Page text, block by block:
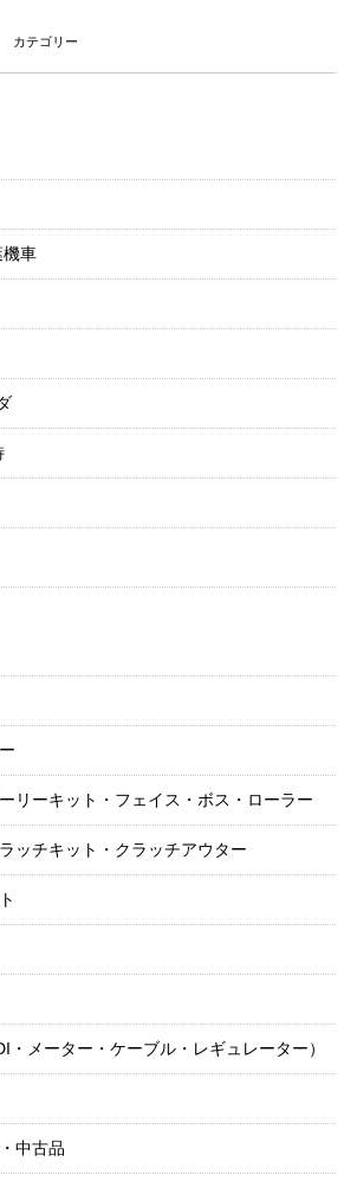
カテゴリー
機車
リーキット・フェイス・ボス・ローラー
ッチキット・クラッチアウター
・メーター・ケーブル・レギュレーター）
中古品